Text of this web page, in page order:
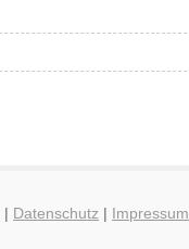
| Datenschutz | Impressum